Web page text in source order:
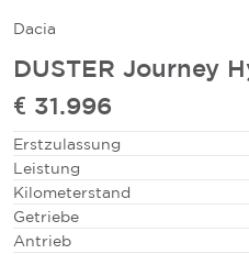
Dacia
DUSTER Journey
€ 31.996
Erstzulassung
Leistung
Kilometerstand
Getriebe
Antrieb